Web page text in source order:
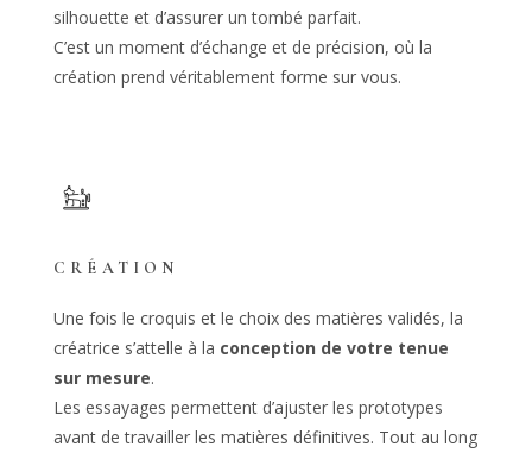
silhouette et d’assurer un tombé parfait.
C’est un moment d’échange et de précision, où la
création prend véritablement forme sur vous.
CRÉATION
Une fois le croquis et le choix des matières validés, la
créatrice s’attelle à la conception de votre tenue
sur mesure.
Les essayages permettent d’ajuster les prototypes
avant de travailler les matières définitives. Tout au long